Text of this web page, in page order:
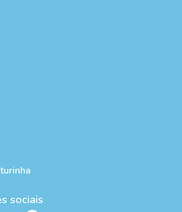
sociais